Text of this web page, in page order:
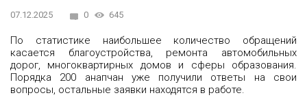
07.12.2025 0 645
По статистике наибольшее количество обращений
касается благоустройства, ремонта автомобильных
дорог, многоквартирных домов и сферы образования.
Порядка 200 анапчан уже получили ответы на свои
вопросы, остальные заявки находятся в работе.